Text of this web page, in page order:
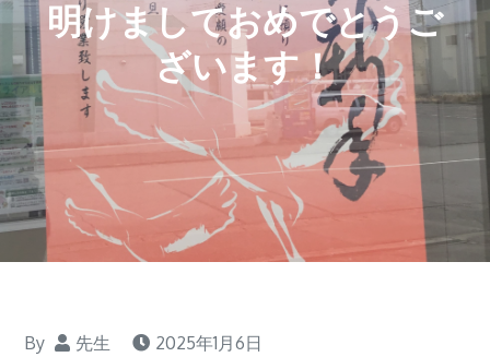
明けましておめでとうご
ざいます！
By 先生 2025年1月6日